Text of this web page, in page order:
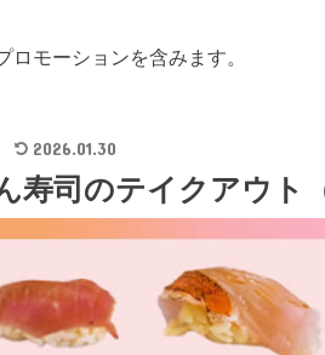
ロモーションを含みます。
2026.01.30
寿司のテイクアウト